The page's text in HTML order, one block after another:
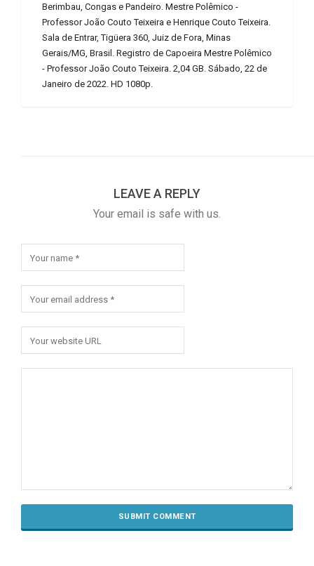
Berimbau, Congas e Pandeiro. Mestre Polêmico -
Professor João Couto Teixeira e Henrique Couto Teixeira.
Sala de Entrar, Tigüera 360, Juiz de Fora, Minas
Gerais/MG, Brasil. Registro de Capoeira Mestre Polêmico
- Professor João Couto Teixeira. 2,04 GB. Sábado, 22 de
Janeiro de 2022. HD 1080p.
LEAVE A REPLY
Your email is safe with us.